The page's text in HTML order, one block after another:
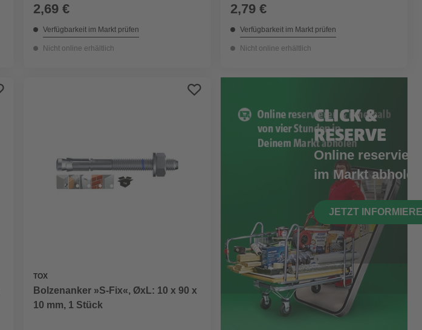
2,69 €
Verfügbarkeit im Markt prüfen
Nicht online erhältlich
2,79 €
Verfügbarkeit im Markt prüfen
Nicht online erhältlich
TOX
Bolzenanker »S-Fix«, ØxL: 10 x 90 x
10 mm, 1 Stück
CLICK &
RESERVE
Online
im Markt abholen
JETZT